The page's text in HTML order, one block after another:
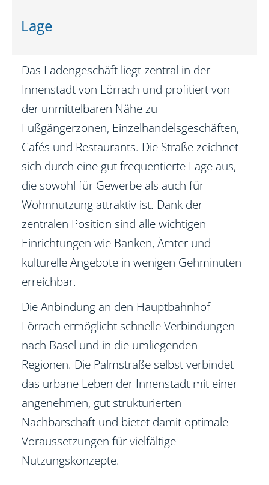
Lage
Das Ladengeschäft liegt zentral in der
Innenstadt von Lörrach und profitiert von
der unmittelbaren Nähe zu
Fußgängerzonen, Einzelhandelsgeschäften,
Cafés und Restaurants. Die Straße zeichnet
sich durch eine gut frequentierte Lage aus,
die sowohl für Gewerbe als auch für
Wohnnutzung attraktiv ist. Dank der
zentralen Position sind alle wichtigen
Einrichtungen wie Banken, Ämter und
kulturelle Angebote in wenigen Gehminuten
erreichbar.
Die Anbindung an den Hauptbahnhof
Lörrach ermöglicht schnelle Verbindungen
nach Basel und in die umliegenden
Regionen. Die Palmstraße selbst verbindet
das urbane Leben der Innenstadt mit einer
angenehmen, gut strukturierten
Nachbarschaft und bietet damit optimale
Voraussetzungen für vielfältige
Nutzungskonzepte.